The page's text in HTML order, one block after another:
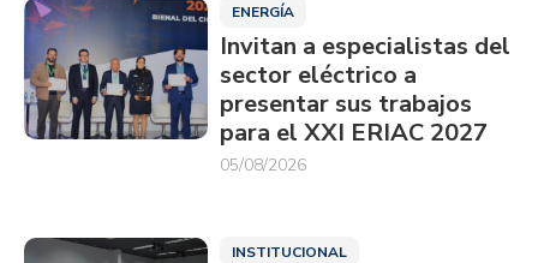
ENERGÍA
Invitan a especialistas del
sector eléctrico a
presentar sus trabajos
para el XXI ERIAC 2027
05/08/2026
INSTITUCIONAL